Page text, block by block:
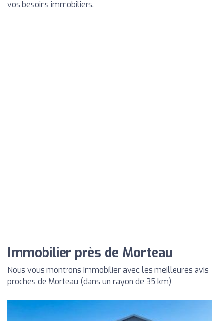
vos besoins immobiliers.
Immobilier près de Morteau
Nous vous montrons Immobilier avec les meilleures avis
proches de Morteau (dans un rayon de 35 km)